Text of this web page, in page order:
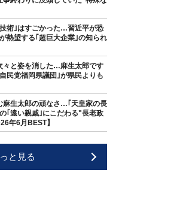
術｣はすごかった…習近平が恐
熱望する｢超巨大企業｣の知られ
々と姿を消した…麻生太郎です
民党福岡県議団｣が県民よりも
麻生太郎の頑なさ…｢天皇家の長
｢遠い親戚｣にこだわる"長老政
年6月BEST】
と見る